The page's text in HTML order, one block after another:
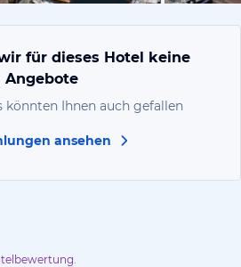
für dieses Hotel keine
Angebote
könnten Ihnen auch gefallen
ansehen